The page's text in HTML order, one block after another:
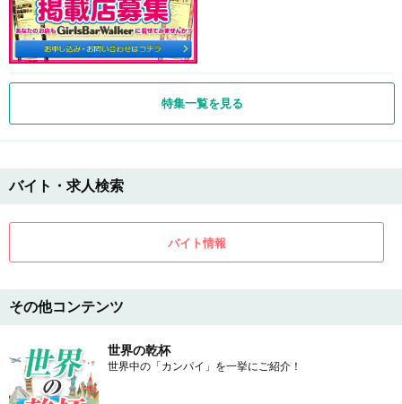
特集一覧を見る
バイト・求人検索
バイト情報
その他コンテンツ
世界の乾杯
世界中の「カンパイ」を一挙にご紹介！